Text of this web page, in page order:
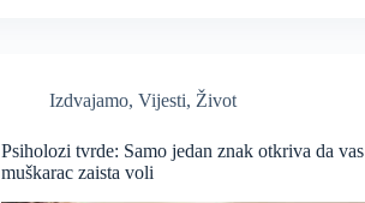
Izdvajamo,Vijesti, Život
Psiholozi tvrde: Samo jedan znak otkriva da vas
muškarac zaista voli